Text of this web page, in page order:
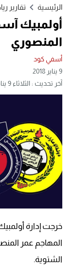
الرئيسية تقارير
أولمبيك
المنصوري
أسفي كود
9 يناير 2018
آخر تحديث : الثلاثاء 9 يناير 2018 - 11:56 مساءً
خرجت إدارة
المهاجم عمر
الشتوية.